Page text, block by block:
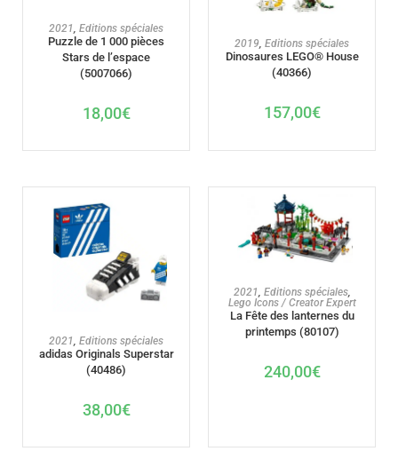
AJOUTER AU PANIER
2021 Editions spéciales
Puzzle de 1 000 pièces
Stars de l’espace
(5007066)
18,00€
AJOUTER AU PANIER
2019, Editions spéciales
Dinosaures LEGO® House
(40366)
157,00€
AJOUTER AU PANIER
2021, Editions spéciales
adidas Originals Superstar
(40486)
38,00€
AJOUTER AU PANIER
2021, Editions spéciales,
Lego Icons / Creator Expert
La Fête des lanternes du
printemps (80107)
240,00€